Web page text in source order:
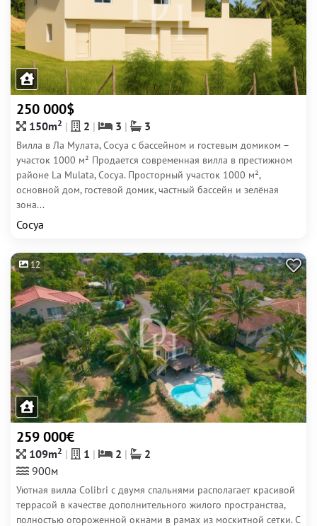
250 000$
150m2 2 3 3
Вилла в Ла Мулата, Сосуа с бассейном и гостевым домиком –
участок 1000 м² Продается современная вилла в престижном
районе La Mulata, Сосуа. Просторный участок 1000 м²,
основной дом, гостевой домик, частный бассейн и зелёная
зона...
Сосуа
12
259 000€
109m2 1 2
2
900м
Уютная вилла Colibri с двумя спальнями располагает красивой
террасой в качестве дополнительного жилого пространства,
полностью огороженной окнами в рамах из москитной сетки. С